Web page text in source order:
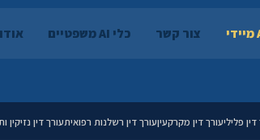
צור קשר כלי AI משפטיים
פליליעורך דין מקרקעיןעורך דין רשלנות רפואיתעורך דין נזיקין